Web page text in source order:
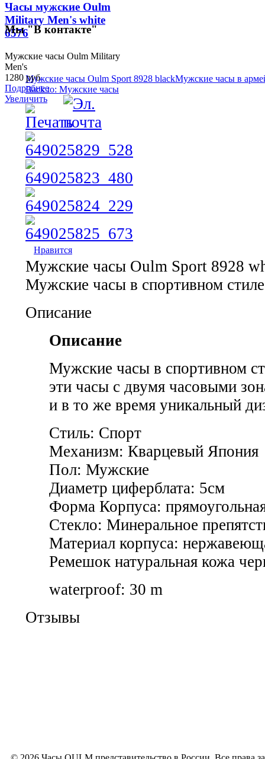
Часы мужские Oulm
Military Men's white
6576
Мужские часы Oulm Military
Men's
1280 руб
Подробнее
Увеличить
Мы"В контакте"
Мужские часы Oulm Sport 8928 blackМужские часы в
Back to: Мужские часы
Нравится
Мужские часы Oulm Sport 8928
Мужские часы в спортивном стиле
Описание
Описание
Мужские часы в спортивном
эти часы с двумя часовыми
и в то же время уникальный
Стиль: Спорт
Механизм: Кварцевый Япония
Пол: Мужские
Диаметр циферблата: 5см
Форма Корпуса:
Стекло: Минеральное
Материал корпуса:
Ремешок натуральная кожа
waterproof: 30 m
Отзывы